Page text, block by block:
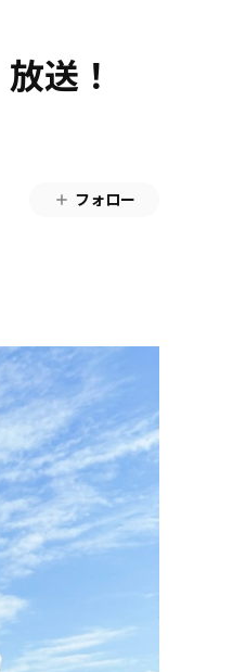
送！
フォロー